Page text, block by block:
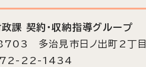
課 契約・収納指導グループ
多治見市日ノ出町2丁
22-1434